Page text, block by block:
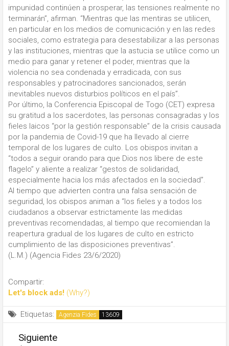
impunidad continúen a prosperar, las tensiones realmente no
terminarán”, afirman. “Mientras que las mentiras se utilicen,
en particular en los medios de comunicación y en las redes
sociales, como estrategia para desestabilizar a las personas
y las instituciones, mientras que la astucia se utilice como un
medio para ganar y retener el poder, mientras que la
violencia no sea condenada y erradicada, con sus
responsables y patrocinadores sancionados, serán
inevitables nuevos disturbios políticos en el país”.
Por último, la Conferencia Episcopal de Togo (CET) expresa
su gratitud a los sacerdotes, las personas consagradas y los
fieles laicos “por la gestión responsable” de la crisis causada
por la pandemia de Covid-19 que ha llevado al cierre
temporal de los lugares de culto. Los obispos invitan a
“todos a seguir orando para que Dios nos libere de este
flagelo” y aliente a realizar “gestos de solidaridad,
especialmente hacia los más afectados en la sociedad”.
Al tiempo que advierten contra una falsa sensación de
seguridad, los obispos animan a “los fieles y a todos los
ciudadanos a observar estrictamente las medidas
preventivas recomendadas, al tiempo que recomiendan la
reapertura gradual de los lugares de culto en estricto
cumplimiento de las disposiciones preventivas”.
(L.M.) (Agencia Fides 23/6/2020)
Compartir:
Let's block ads! (Why?)
Etiquetas: Agenzia Fides
Siguiente